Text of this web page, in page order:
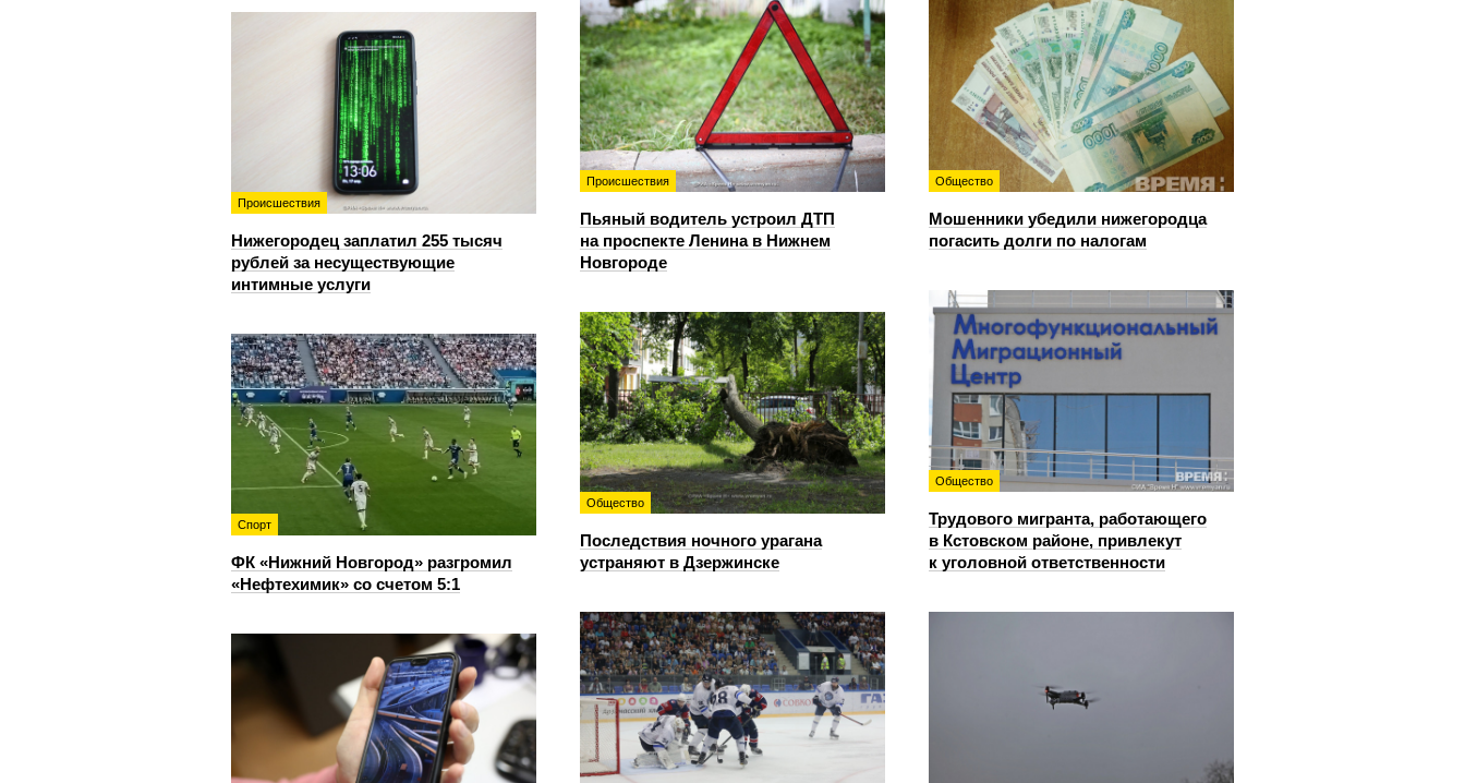
Происшествия
Пьяный водитель устроил ДТП
на проспекте Ленина в Нижнем
Новгороде
Общество
Мошенники убедили нижегородца
погасить долги по налогам
Происшествия
Нижегородец заплатил 255 тысяч
рублей за несуществующие
интимные услуги
Общество
Трудового мигранта, работающего
в Кстовском районе, привлекут
к уголовной ответственности
Общество
Последствия ночного урагана
устраняют в Дзержинске
Спорт
ФК «Нижний Новгород» разгромил
«Нефтехимик» со счетом 5:1